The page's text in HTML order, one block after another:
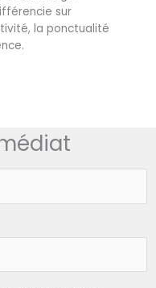
sur
la ponctualité